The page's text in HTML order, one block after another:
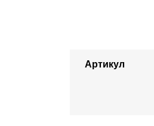
Артикул